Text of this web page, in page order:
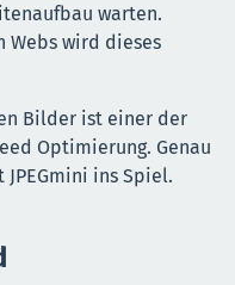
warten.
Webs wird dieses
Bilder ist einer der
Optimierung. Genau
ins Spiel.